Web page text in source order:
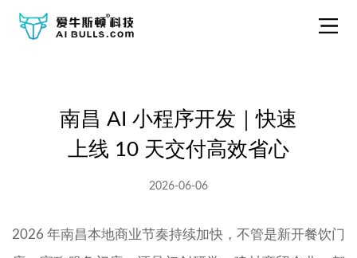
南昌 AI 小程序开发｜快速
上线 10 天交付高效省心
2026-06-06
2026 年南昌本地商业节奏持续加快，不管是新开餐饮门